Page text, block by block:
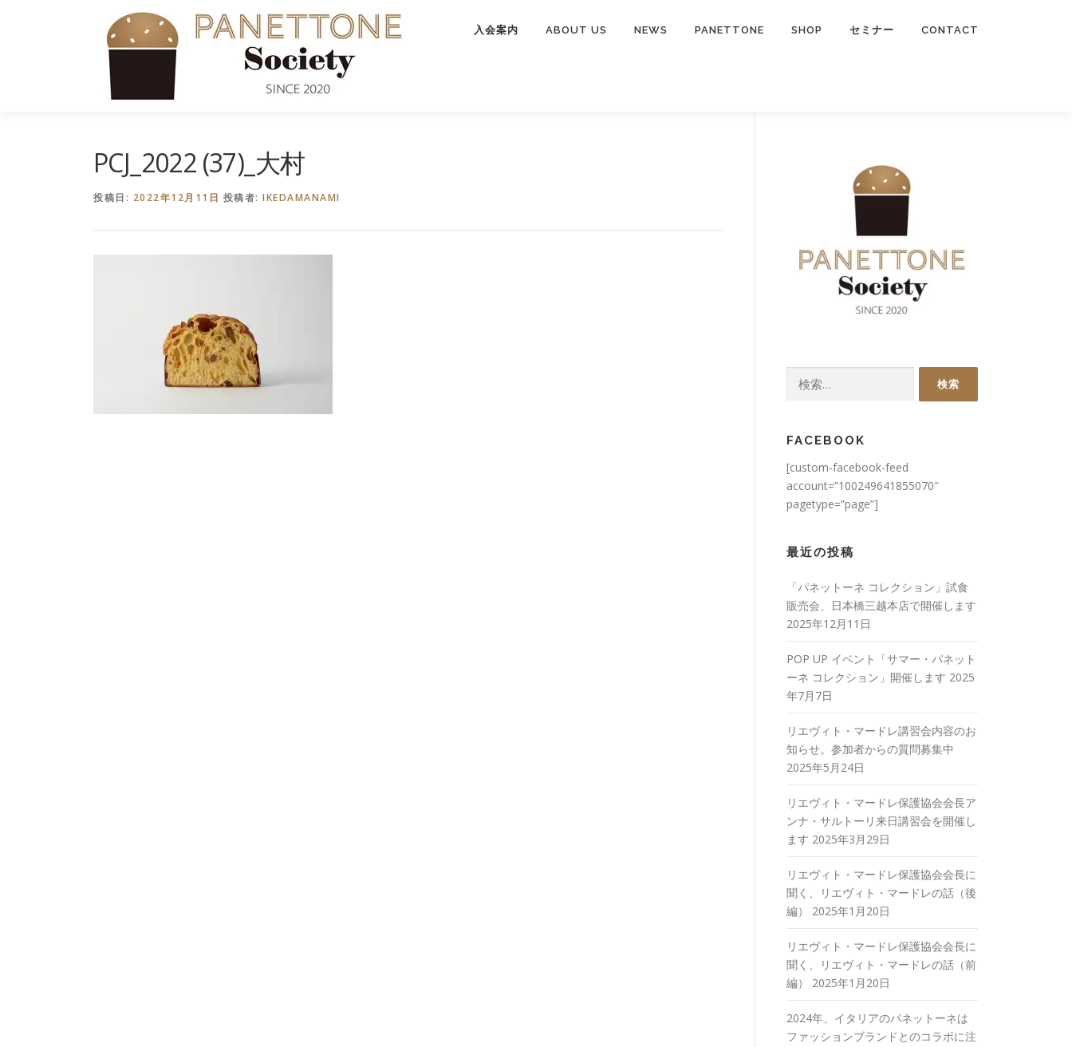
入会案内 ABOUT US NEWS PANETTONE SHOP セミナー CONTACT
PCJ_2022 (37)_大村
投稿日: 2022年12月11日 投稿者: IKEDAMANAMI
FACEBOOK
[custom-facebook-feed
account=”100249641855070″
pagetype=”page”]
最近の投稿
「パネットーネ コレクション」試食
販売会、日本橋三越本店で開催します
2025年12月11日
POP UP イベント「サマー・パネット
ーネ コレクション」開催します 2025
年7月7日
リエヴィト・マードレ講習会内容のお
知らせ。参加者からの質問募集中
2025年5月24日
リエヴィト・マードレ保護協会会長ア
ンナ・サルトーリ来日講習会を開催し
ます 2025年3月29日
リエヴィト・マードレ保護協会会長に
聞く、リエヴィト・マードレの話（後
編）
2025年1月20日
リエヴィト・マードレ保護協会会長に
聞く、リエヴィト・マードレの話（前
編）
2025年1月20日
2024年、イタリアのパネットーネは
ファッションブランドとのコラボに注